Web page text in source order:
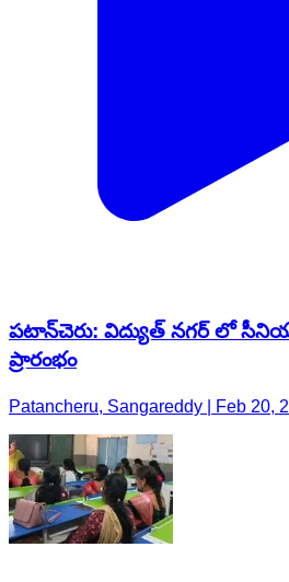
పటాన్​​చెరు: విద్యుత్ నగర్ లో
ప్రారంభం
Patancheru, Sangareddy | Feb 20,